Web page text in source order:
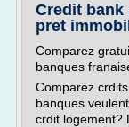
Credit bank
pret
Comparez
banques
Comparez
banques
crdit logement?